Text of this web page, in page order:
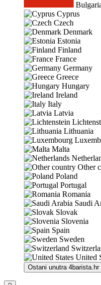
Cyprus
Czech
Denmark
Estonia
Finland
France
Germany
Greece
Hungary
Ireland
Italy
Latvia
Lithuania
Malta
Other
Poland
Portugal
Romania
Saudi
Slovak
Slovenia
Spain
Sweden
United
Ostani unutra 4barista.hr